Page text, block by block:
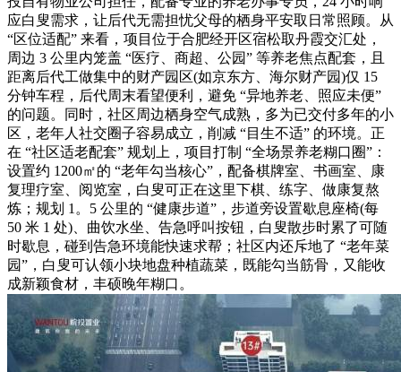
应白叟需求，让后代无需担忧父母的栖身平安取日常照顾。从
“区位适配” 来看，项目位于合肥经开区宿松取丹霞交汇处，
周边 3 公里内笼盖 “医疗、商超、公园” 等养老焦点配套，且
距离后代工做集中的财产园区(如京东方、海尔财产园)仅 15
分钟车程，后代周末看望便利，避免 “异地养老、照应未便”
的问题。同时，社区周边栖身空气成熟，多为已交付多年的小
区，老年人社交圈子容易成立，削减 “目生不适” 的环境。正
在 “社区适老配套” 规划上，项目打制 “全场景养老糊口圈”：
设置约 1200㎡的 “老年勾当核心”，配备棋牌室、书画室、康
复理疗室、阅览室，白叟可正在这里下棋、练字、做康复熬
炼；规划 1。5 公里的 “健康步道”，步道旁设置歇息座椅(每
50 米 1 处)、曲饮水坐、告急呼叫按钮，白叟散步时累了可随
时歇息，碰到告急环境能快速求帮；社区内还斥地了 “老年菜
园”，白叟可认领小块地盘种植蔬菜，既能勾当筋骨，又能收
成新颖食材，丰硕晚年糊口。